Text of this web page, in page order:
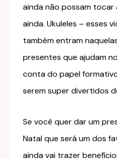
ainda não possam tocar
ainda. Ukuleles – esses
também entram
presentes que ajudam
conta do papel
serem super divertidos
Se você quer dar um
Natal que será um dos
ainda vai trazer